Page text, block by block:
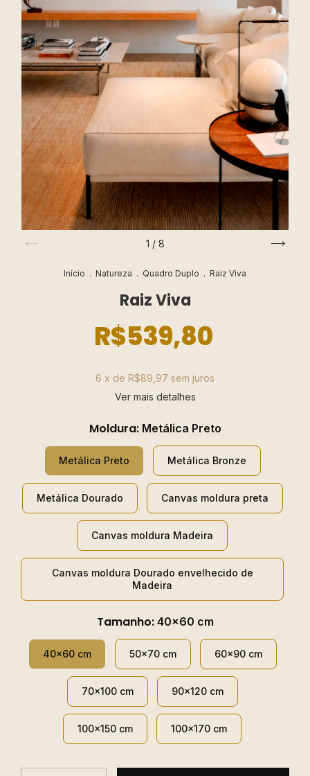
1 / 8
Início . Natureza . Quadro Duplo . Raiz Viva
Raiz Viva
R$539,80
6 x de R$89,97 sem juros
Ver mais detalhes
Moldura: Metálica Preto
Metálica Preto Metálica Bronze
Metálica Dourado Canvas moldura preta
Canvas moldura Madeira
Canvas moldura Dourado envelhecido de
Madeira
Tamanho: 40x60 cm
40x60 cm 50x70 cm 60x90 cm
70x100 cm 90x120 cm
100x150 cm 100x170 cm